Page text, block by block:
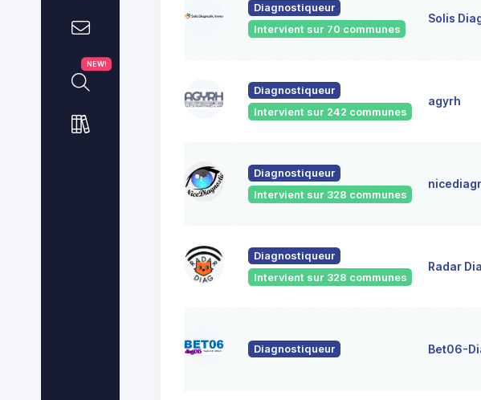
NEW!
Diagnostiqueur
Intervient sur 70 communes
Solis
Diagnostiqueur
Intervient sur 242 communes
agyrh
Diagnostiqueur
Intervient sur 328 communes
Diagnostiqueur
Intervient sur 328 communes
Radar
Diagnostiqueur Bet06-